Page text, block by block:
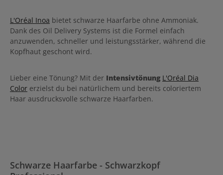
L'Oréal Inoa bietet schwarze Haarfarbe ohne Ammoniak.
Dank des Oil Delivery Systems ist die Formel einfach
anzuwenden, schneller und leistungsstärker, während die
Kopfhaut geschont wird.
Lieber eine Tönung? Mit der Intensivtönung L'Oréal Dia
Color erzielst du bei natürlichem und bereits coloriertem
Haar ausdrucksvolle schwarze Haarfarben.
Schwarze Haarfarbe - Schwarzkopf